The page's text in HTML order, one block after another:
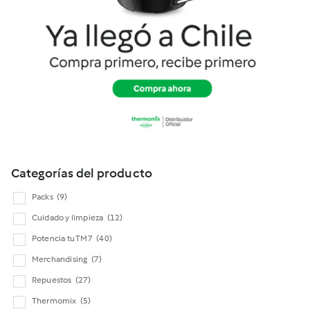
Cookidoo
Categorías del producto
Packs (9)
Cuidado y limpieza (12)
Potencia tu TM7 (40)
Merchandising (7)
Repuestos (27)
Thermomix (5)